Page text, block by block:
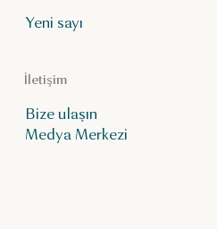
Yeni sayı
İletişim
Bize ulaşın
Medya Merkezi